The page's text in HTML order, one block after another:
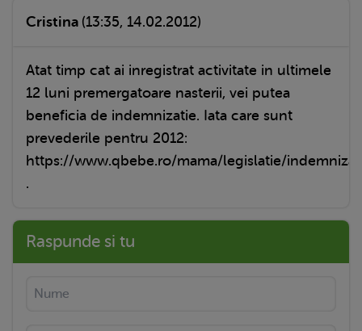
Cristina (13:35, 14.02.2012)
Atat timp cat ai inregistrat activitate in ultimele
12 luni premergatoare nasterii, vei putea
beneficia de indemnizatie. Iata care sunt
prevederile pentru 2012:
https://www.qbebe.ro/mama/legislatie/
.
Raspunde si tu